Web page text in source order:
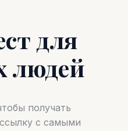
для
людей
получать
с самыми